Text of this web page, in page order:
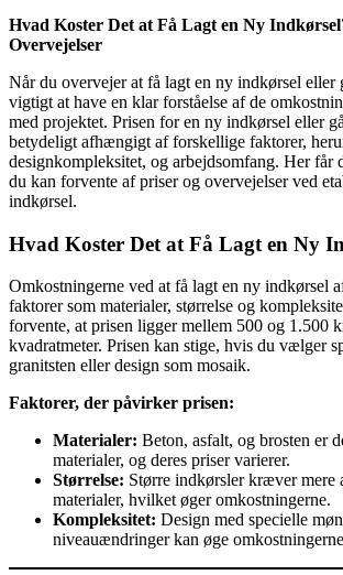
Hvad Koster Det at Få Lagt en Ny
Overvejelser
Når du overvejer at få lagt en ny indkørsel eller
vigtigt at have en klar forståelse af de
med projektet. Prisen for en ny indkørsel eller
betydeligt afhængigt af forskellige faktorer,
designkompleksitet, og arbejdsomfang. Her får
du kan forvente af priser og overvejelser ved
indkørsel.
Hvad Koster Det at Få Lagt en Ny
Omkostningerne ved at få lagt en ny indkørsel
faktorer som materialer, størrelse og
forvente, at prisen ligger mellem 500 og 1.500
kvadratmeter. Prisen kan stige, hvis du vælger
granitsten eller design som mosaik.
Faktorer, der påvirker prisen:
Materialer: Beton, asfalt, og brosten er
materialer, og deres priser varierer.
Størrelse: Større indkørsler kræver mere
materialer, hvilket øger omkostningerne.
Kompleksitet: Design med specielle
niveauændringer kan øge